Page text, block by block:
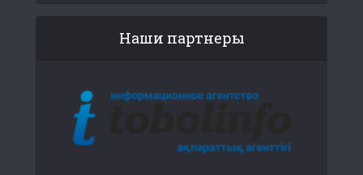
Наши партнеры